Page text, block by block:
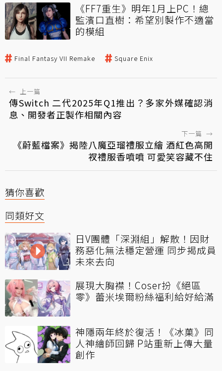
《FF7重生》明年1月上PC！總
監濱口直樹：希望別製作不適當
的模組
Final Fantasy VII Remake Square Enix
← 上一篇
傳Switch 二代2025年Q1推出？多家外媒確認消
息、開發者正製作相關內容
下一篇 →
《蔚藍檔案》揭陸八魔亞瑠禮服立繪 酒紅色高開
衩禮服香噴噴 可愛笑容藏不住
猜你喜歡
同類好文
日V團體「深淵組」解散！因財
務惡化無法穩定營運 同步揭成員
未來去向
展現大胸襟！Coser扮《絕區
零》蕾米埃爾粉絲福利給好給滿
神隱兩年終於復活！《冰菓》同
人神繪師回歸 P站重新上傳大量
創作